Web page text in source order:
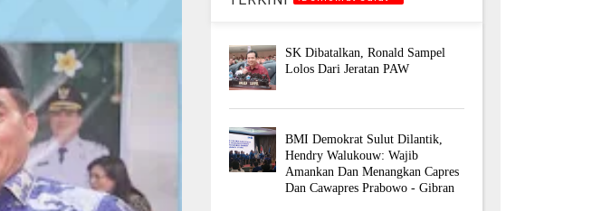
SK Dibatalkan, Ronald Sampel
Lolos Dari Jeratan PAW
BMI Demokrat Sulut Dilantik,
Hendry Walukouw: Wajib
Amankan Dan Menangkan Capres
Dan Cawapres Prabowo - Gibran